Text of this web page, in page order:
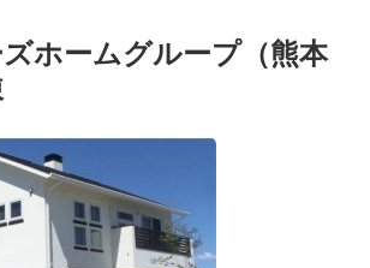
ホームグループ（熊本